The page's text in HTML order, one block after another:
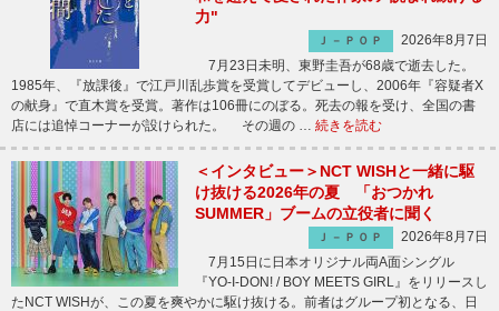
力"
Ｊ－ＰＯＰ
2026年8月7日
7月23日未明、東野圭吾が68歳で逝去した。
1985年、『放課後』で江戸川乱歩賞を受賞してデビューし、2006年『容疑者X
の献身』で直木賞を受賞。著作は106冊にのぼる。死去の報を受け、全国の書
店には追悼コーナーが設けられた。 その週の … 続きを読む
＜インタビュー＞NCT WISHと一緒に駆
け抜ける2026年の夏 「おつかれ
SUMMER」ブームの立役者に聞く
Ｊ－ＰＯＰ
2026年8月7日
7月15日に日本オリジナル両A面シングル
『YO-I-DON! / BOY MEETS GIRL』をリリースし
たNCT WISHが、この夏を爽やかに駆け抜ける。前者はグループ初となる、日